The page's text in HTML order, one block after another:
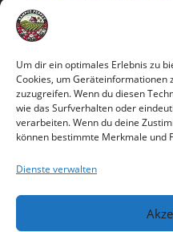
Um dir ein optimales Erlebnis zu
Cookies, um Geräteinformationen
zuzugreifen. Wenn du diesen
wie das Surfverhalten oder
verarbeiten. Wenn du deine
können bestimmte Merkmale und
Dienste verwalten